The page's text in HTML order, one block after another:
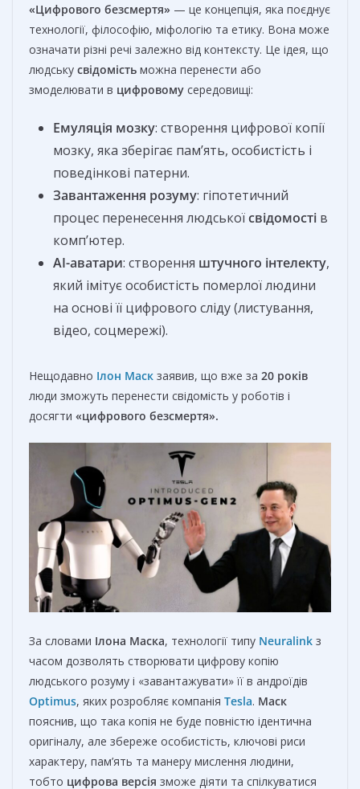
«Цифрового безсмертя» — це концепція, яка поєднує
технології, філософію, міфологію та етику. Вона може
означати різні речі залежно від контексту. Це ідея, що
людську свідомість можна перенести або
змоделювати в цифровому середовищі:
Емуляція мозку: створення цифрової копії
мозку, яка зберігає пам’ять, особистість і
поведінкові патерни.
Завантаження розуму: гіпотетичний
процес перенесення людськоїсвідомості в
комп’ютер.
AI-аватари: створення штучного інтелекту,
який імітує особистість померлої людини
на основі її цифрового сліду (листування,
відео, соцмережі).
Нещодавно Ілон Маск заявив, що вже за 20 років
люди зможуть перенести свідомість у роботів і
досягти «цифрового безсмертя».
За словами Ілона Маска, технології типу Neuralink з
часом дозволять створювати цифрову копію
людського розуму і «завантажувати» її в андроїдів
Optimus, яких розробляє компанія Tesla. Маск
пояснив, що така копія не буде повністю ідентична
оригіналу, але збереже особистість, ключові риси
характеру, пам’ять та манеру мислення людини,
тобто цифрова версія зможе діяти та спілкуватися